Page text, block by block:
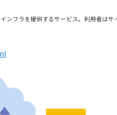
フラを提供するサービス。利用者はサ